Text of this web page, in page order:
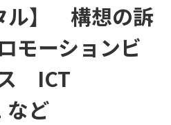
ル】 構想の訴
モーションビ
ICT
など